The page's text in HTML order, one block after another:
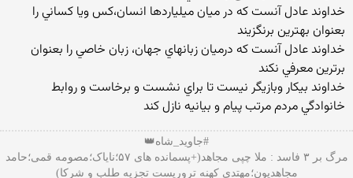
خداوند عادل آنست كه در ميان ميلياردها انسان،كس ويا كساني را
بعنوان بهترين برنگزيند
خداوند عادل آنست كه درميان زبانهاي جهان، زبان خاصي را بعنوان
برترين معرفي نكند
خداوند بيكار وبازيگر نيست تا براي نشست و برخاست و روابط
خانوادگي مردم مرتب پيام و بيانيه نازل كند
#جاوید_شاه👑
مرگ بر ۳ فاسد : ملا چپی مجاهد(+پسمانده های ۵۷؛نایاک؛مصومه قمی؛حامد
مجاهدیون؛مهتدی کهنه تروریست تجزیه طلب و شرکا)